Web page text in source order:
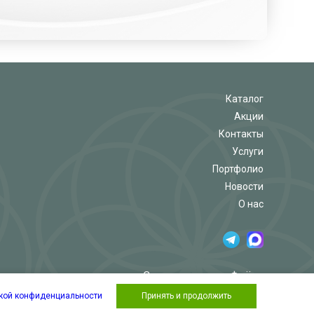
Каталог
Акции
Контакты
Услуги
Портфолио
Новости
О нас
Салон-магазин «Флёр»
конфиденциальности Принять и продолжить